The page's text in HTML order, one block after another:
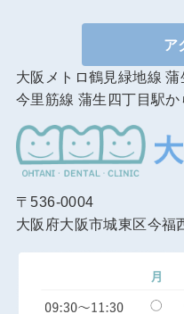
〒536-0004
大阪府大阪市城東区今福
大阪メトロ鶴見緑地線
今里筋線 蒲生四丁目駅
ア